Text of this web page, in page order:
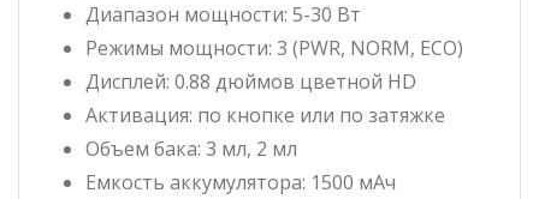
Диапазон мощности: 5-30 Вт
Режимы мощности: 3 (PWR, NORM, ECO)
Дисплей: 0.88 дюймов цветной HD
Активация: по кнопке или по затяжке
Объем бака: 3 мл, 2 мл
Емкость аккумулятора: 1500 мАч